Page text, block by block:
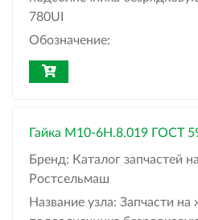
780UI
Обозначение:
Гайка М10-6H.8.019 ГОСТ
Бренд: Каталог запчастей
Ростсельмаш
Название узла: Запчасти на